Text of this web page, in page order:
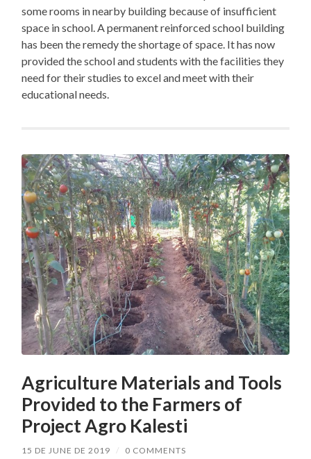
some rooms in nearby building because of insufficient
space in school. A permanent reinforced school building
has been the remedy the shortage of space. It has now
provided the school and students with the facilities they
need for their studies to excel and meet with their
educational needs.
Agriculture Materials and Tools
Provided to the Farmers of
Project Agro Kalesti
15 DE JUNE DE 2019 / 0 COMMENTS